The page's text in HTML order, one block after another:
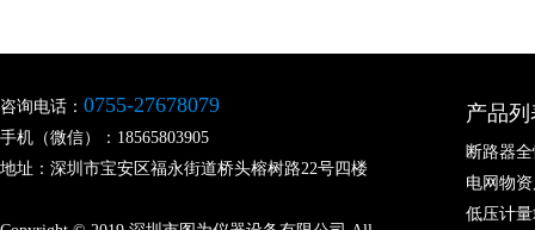
咨询电话： 0755-27678079
手机（微信）：18565803905
地址：深圳市宝安区福永街道桥头榕树路22号四楼
产品列
断路器
电网物
低压计